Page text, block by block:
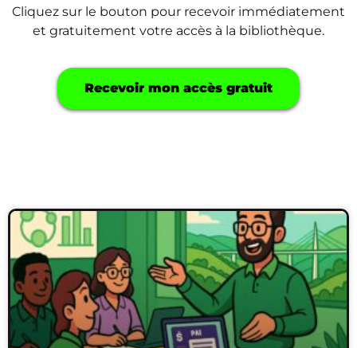
Cliquez sur le bouton pour recevoir immédiatement
et gratuitement votre accès à la bibliothèque.
Recevoir mon accès gratuit